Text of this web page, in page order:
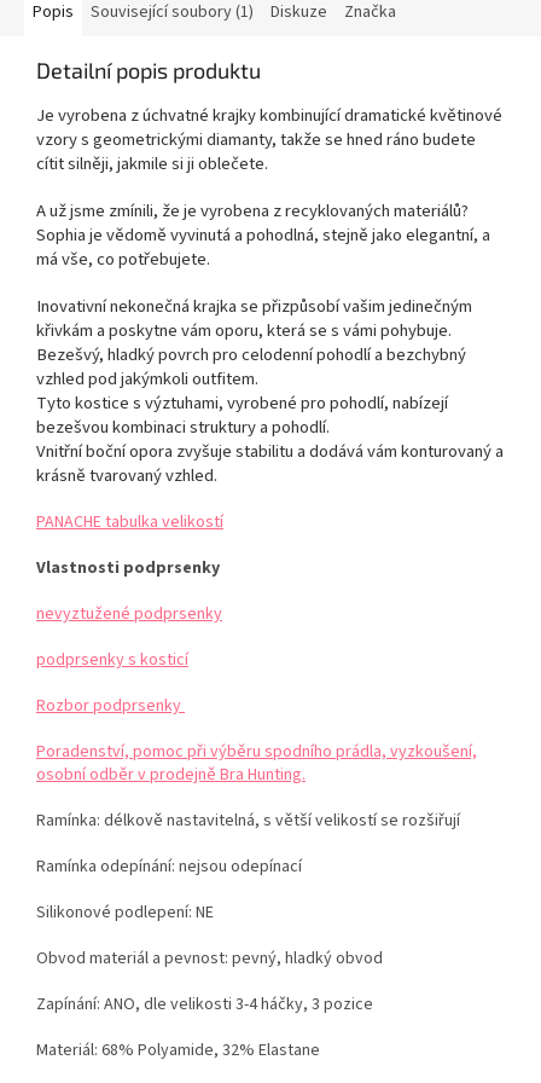
Popis Související soubory (1) Diskuze Značka
Detailní popis produktu
Je vyrobena z úchvatné krajky kombinující dramatické květinové
vzory s geometrickými diamanty, takže se hned ráno budete
cítit silněji, jakmile si ji oblečete.
A už jsme zmínili, že je vyrobena z recyklovaných materiálů?
Sophia je vědomě vyvinutá a pohodlná, stejně jako elegantní, a
má vše, co potřebujete.
Inovativní nekonečná krajka se přizpůsobí vašim jedinečným
křivkám a poskytne vám oporu, která se s vámi pohybuje.
Bezešvý, hladký povrch pro celodenní pohodlí a bezchybný
vzhled pod jakýmkoli outfitem.
Tyto kostice s výztuhami, vyrobené pro pohodlí, nabízejí
bezešvou kombinaci struktury a pohodlí.
Vnitřní boční opora zvyšuje stabilitu a dodává vám konturovaný a
krásně tvarovaný vzhled.
PANACHE tabulka velikostí
Vlastnosti podprsenky
nevyztužené podprsenky
podprsenky s kosticí
Rozbor podprsenky
Poradenství, pomoc při výběru spodního prádla, vyzkoušení,
osobní odběr v prodejně Bra Hunting.
Ramínka: délkově nastavitelná, s větší velikostí se rozšiřují
Ramínka odepínání: nejsou odepínací
Silikonové podlepení: NE
Obvod materiál a pevnost: pevný, hladký obvod
Zapínání: ANO, dle velikosti 3-4 háčky, 3 pozice
Materiál: 68% Polyamide, 32% Elastane